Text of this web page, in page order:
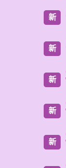
新
新
新
新
新